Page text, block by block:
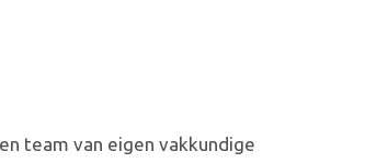
team van eigen vakkundige